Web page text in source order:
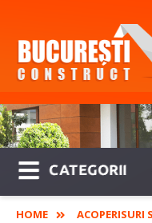
CATEGORII
HOME ACOPERISURI